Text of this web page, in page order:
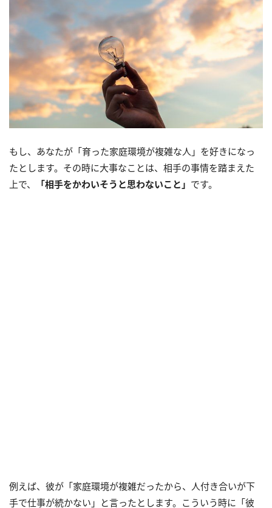
もし、あなたが「育った家庭環境が複雑な人」を好きになっ
たとします。その時に大事なことは、相手の事情を踏まえた
上で、
「相手をかわいそうと思わないこと」 です。
例えば、彼が「家庭環境が複雑だったから、人付き合いが下
手で仕事が続かない」と言ったとします。こういう時に「彼